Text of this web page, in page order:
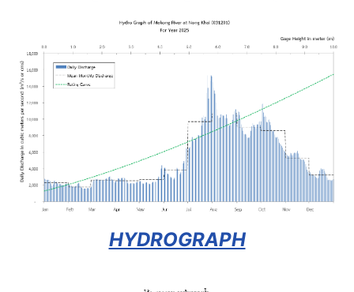
HYDROGRAPH